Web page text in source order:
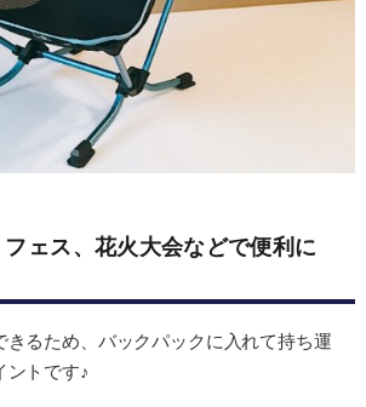
ェス、花火大会などで便利に
きるため、バックパックに入れて持ち運
ントです♪